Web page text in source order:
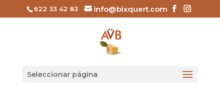
622 33 42 83 info@bixquert.com
Seleccionar página